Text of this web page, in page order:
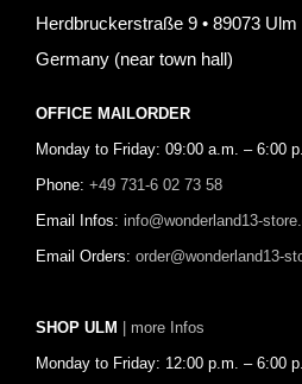
Herdbruckerstraße 9 • 89073 Ulm
Germany (near town hall)
OFFICE MAILORDER
Monday to Friday: 09:00 a.m. – 6:00
Phone: +49 731-6 02 73 58
Email Infos: info@wonderland13-
Email Orders: order@wonderland13-
SHOP ULM | more Infos
Monday to Friday: 12:00 p.m. – 6:00